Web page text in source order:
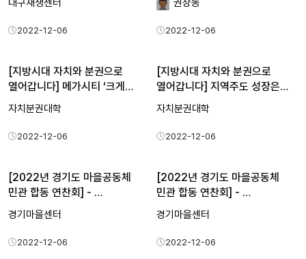
대구재생센터
2022-12-06
권상동
2022-12-06
[지방시대 자치와 분권으로
열어갑니다] 메가시티 ‘크게…
자치분권대학
2022-12-06
[지방시대 자치와 분권으로
열어갑니다] 지역주도 성장은…
자치분권대학
2022-12-06
[2022년 경기도 마을공동체
민관 합동 연찬회] - …
경기마을센터
2022-12-06
[2022년 경기도 마을공동체
민관 합동 연찬회] - …
경기마을센터
2022-12-06